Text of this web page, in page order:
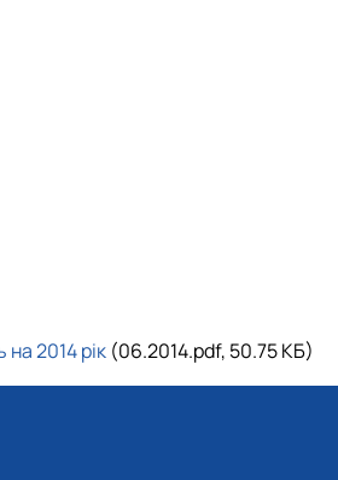
2014 рік (06.2014.pdf, 50.75 КБ)